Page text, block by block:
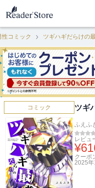
性コミック ツギハギだらけの
コミック ツギ
ふえふ
レビュ
¥
クーポ
2025年